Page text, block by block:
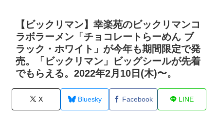
【ビックリマン】幸楽苑のビックリマンコ
ラボラーメン「チョコレートらーめん ブ
ラック・ホワイト」が今年も期間限定で発
売。「ビックリマン」ビッグシールが先着
でもらえる。2022年2月10日(木)〜。
X Bluesky Facebook LINE